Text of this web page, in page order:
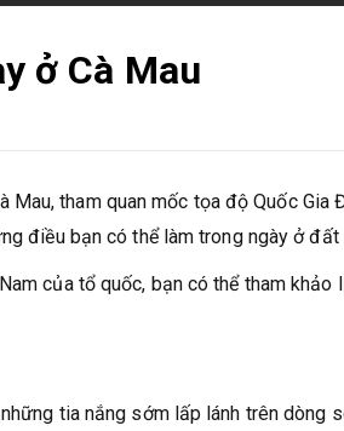
ở Cà Mau
tham quan mốc tọa độ Quốc Gia
điều bạn có thể làm trong ngày ở đất
của tổ quốc, bạn có thể tham khảo
tia nắng sớm lấp lánh trên dòng